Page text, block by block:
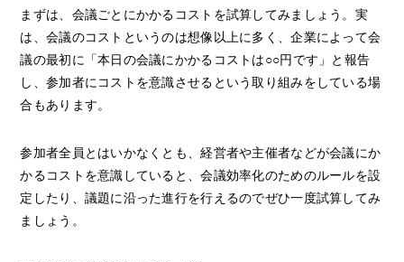
まずは、会議ごとにかかるコストを試算してみましょう。実
は、会議のコストというのは想像以上に多く、企業によって会
議の最初に「本日の会議にかかるコストは○○円です」と報告
し、参加者にコストを意識させるという取り組みをしている場
合もあります。
参加者全員とはいかなくとも、経営者や主催者などが会議にか
かるコストを意識していると、会議効率化のためのルールを設
定したり、議題に沿った進行を行えるのでぜひ一度試算してみ
ましょう。